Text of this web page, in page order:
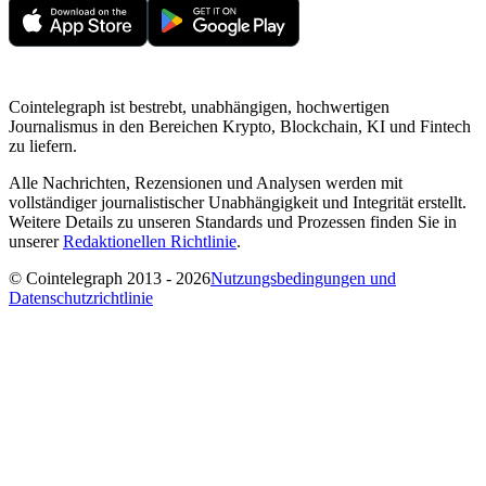
Cointelegraph ist bestrebt, unabhängigen, hochwertigen
Journalismus in den Bereichen Krypto, Blockchain, KI und Fintech
zu liefern.
Alle Nachrichten, Rezensionen und Analysen werden mit
vollständiger journalistischer Unabhängigkeit und Integrität erstellt.
Weitere Details zu unseren Standards und Prozessen finden Sie in
unsererRedaktionellen Richtlinie.
© Cointelegraph 2013 - 2026Nutzungsbedingungen und
Datenschutzrichtlinie